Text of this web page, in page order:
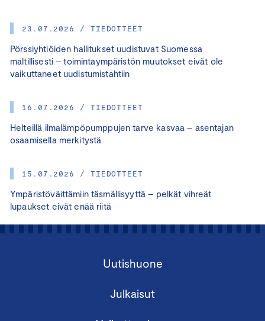
23.07.2026 / TIEDOTTEET
Pörssiyhtiöiden hallitukset uudistuvat Suomessa
maltillisesti – toimintaympäristön muutokset eivät ole
vaikuttaneet uudistumistahtiin
16.07.2026 / TIEDOTTEET
Helteillä ilmalämpöpumppujen tarve kasvaa – asentajan
osaamisella merkitystä
15.07.2026 / TIEDOTTEET
Ympäristöväittämiin täsmällisyyttä – pelkät vihreät
lupaukset eivät enää riitä
Uutishuone
Julkaisut